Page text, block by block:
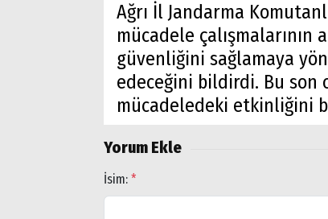
Ağrı İl Jandarma
mücadele çalışmalarının
güvenliğini sağlamaya
edeceğini bildirdi. Bu son
mücadeledeki etkinliğini
Yorum Ekle
İsim: *